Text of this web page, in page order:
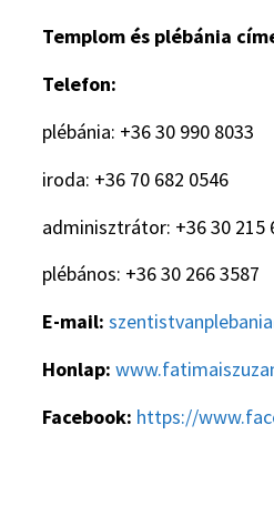
Templom és plébánia
Telefon:
plébánia: +36 30 990 8033
iroda: +36 70 682 0546
adminisztrátor: +36 30 215
plébános: +36 30 266 3587
E-mail:
Honlap:
Facebook: https://